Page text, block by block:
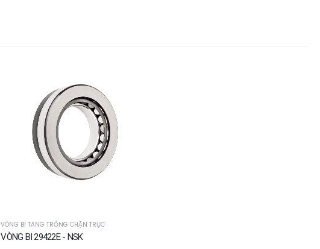
VÒNG BI TANG TRỐNG CHẶN TRỤC
VÒNG BI 29422E - NSK